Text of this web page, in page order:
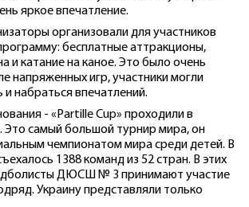
яркое впечатление.
организовали для участников
бесплатные аттракционы,
и катание на каное. Это было очень
напряженных игр, участники могли
набраться впечатлений.
- «Partille Cup» проходили в
Это самый большой турнир мира, он
чемпионатом мира среди детей. В
1388 команд из 52 стран. В этих
ДЮСШ № 3 принимают участие
Украину представляли только